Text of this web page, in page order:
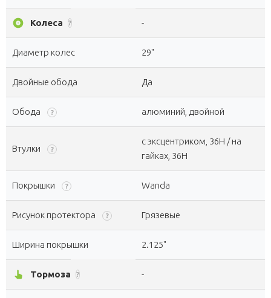
album Колеса ? -
Диаметр колес 29"
Двойные обода Да
Обода ? алюминий, двойной
Втулки ?
с эксцентриком, 36H / на
гайках, 36H
Покрышки ? Wanda
Рисунок протектора ? Грязевые
Ширина покрышки 2.125"
pan_tool_alt Тормоза ? -